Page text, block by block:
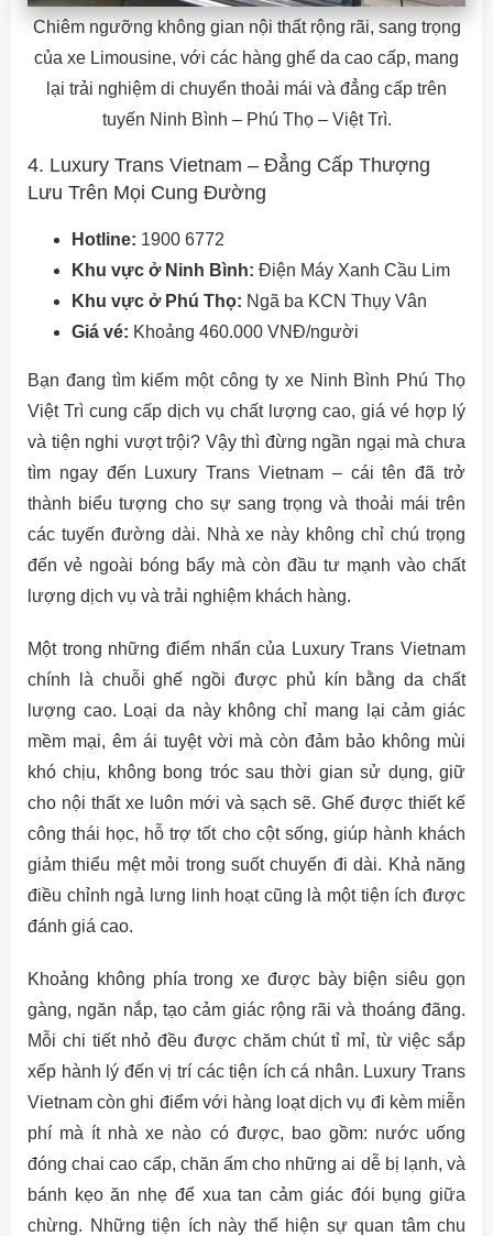
Chiêm ngưỡng không gian nội thất rộng rãi, sang trọng
của xe Limousine, với các hàng ghế da cao cấp, mang
lại trải nghiệm di chuyển thoải mái và đẳng cấp trên
tuyến Ninh Bình – Phú Thọ – Việt Trì.
4. Luxury Trans Vietnam – Đẳng Cấp Thượng
Lưu Trên Mọi Cung Đường
Hotline: 1900 6772
Khu vực ở Ninh Bình: Điện Máy Xanh Cầu Lim
Khu vực ở Phú Thọ: Ngã ba KCN Thụy Vân
Giá vé: Khoảng 460.000 VNĐ/người
Bạn đang tìm kiếm một công ty xe Ninh Bình Phú Thọ
Việt Trì cung cấp dịch vụ chất lượng cao, giá vé hợp lý
và tiện nghi vượt trội? Vậy thì đừng ngần ngại mà chưa
tìm ngay đến Luxury Trans Vietnam – cái tên đã trở
thành biểu tượng cho sự sang trọng và thoải mái trên
các tuyến đường dài. Nhà xe này không chỉ chú trọng
đến vẻ ngoài bóng bẩy mà còn đầu tư mạnh vào chất
lượng dịch vụ và trải nghiệm khách hàng.
Một trong những điểm nhấn của Luxury Trans Vietnam
chính là chuỗi ghế ngồi được phủ kín bằng da chất
lượng cao. Loại da này không chỉ mang lại cảm giác
mềm mại, êm ái tuyệt vời mà còn đảm bảo không mùi
khó chịu, không bong tróc sau thời gian sử dụng, giữ
cho nội thất xe luôn mới và sạch sẽ. Ghế được thiết kế
công thái học, hỗ trợ tốt cho cột sống, giúp hành khách
giảm thiểu mệt mỏi trong suốt chuyến đi dài. Khả năng
điều chỉnh ngả lưng linh hoạt cũng là một tiện ích được
đánh giá cao.
Khoảng không phía trong xe được bày biện siêu gọn
gàng, ngăn nắp, tạo cảm giác rộng rãi và thoáng đãng.
Mỗi chi tiết nhỏ đều được chăm chút tỉ mỉ, từ việc sắp
xếp hành lý đến vị trí các tiện ích cá nhân. Luxury Trans
Vietnam còn ghi điểm với hàng loạt dịch vụ đi kèm miễn
phí mà ít nhà xe nào có được, bao gồm: nước uống
đóng chai cao cấp, chăn ấm cho những ai dễ bị lạnh, và
bánh kẹo ăn nhẹ để xua tan cảm giác đói bụng giữa
chừng. Những tiện ích này thể hiện sự quan tâm chu